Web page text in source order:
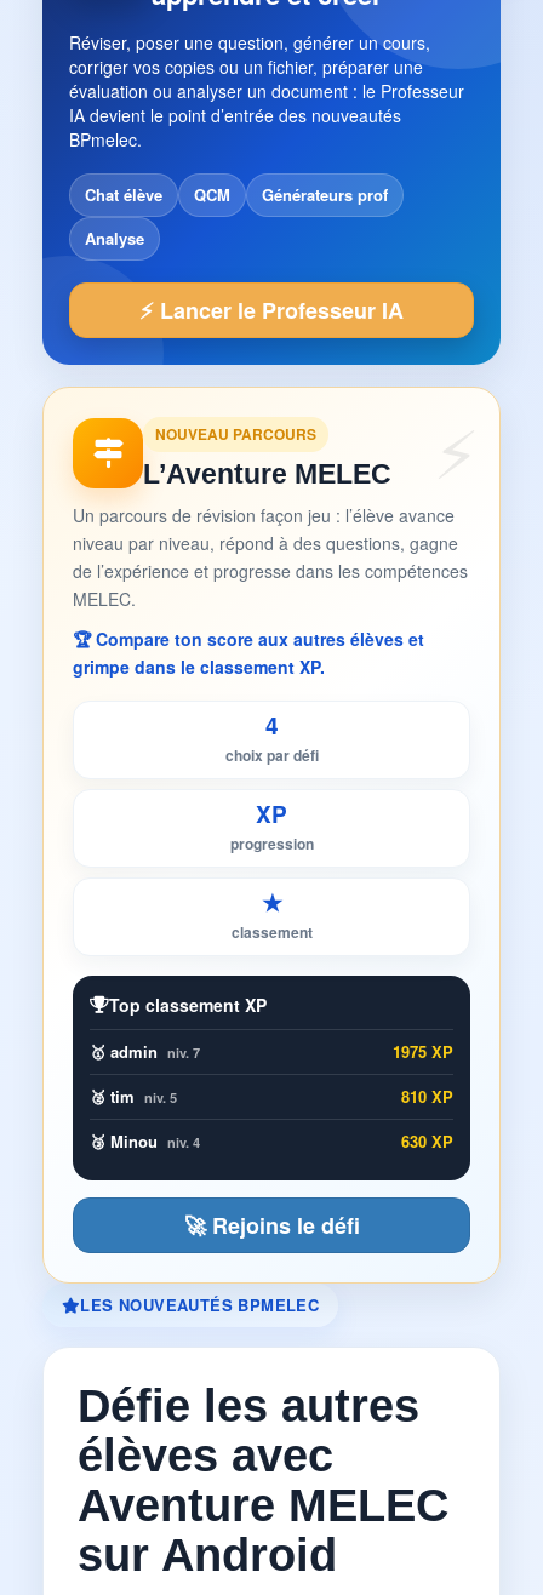
Réviser, poser une question, générer un cours,
corriger vos copies ou un fichier, préparer une
évaluation ou analyser un document : le Professeur
IA devient le point d’entrée des nouveautés
BPmelec.
Chat élève QCM
Générateurs prof
Analyse
⚡ Lancer le Professeur IA
NOUVEAU PARCOURS
L’Aventure MELEC
Un parcours de révision façon jeu : l’élève avance
niveau par niveau, répond à des questions, gagne
de l’expérience et progresse dans les compétences
MELEC.
🏆 Compare ton score aux autres élèves et
grimpe dans le classement XP.
4
choix par défi
XP
progression
★
classement
Top classement XP
🥇 admin niv. 7
1975 XP
🥈 tim niv. 5
810 XP
🥉 Minou niv. 4 630 XP
🚀 Rejoins le défi
LES NOUVEAUTÉS BPMELEC
Défie les autres
élèves avec
Aventure MELEC
sur Android